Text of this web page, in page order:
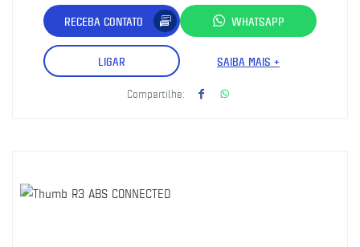
RECEBA CONTATO WHATSAPP
LIGAR SAIBA MAIS +
Compartilhe: